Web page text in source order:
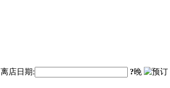
离店日期: ?晚